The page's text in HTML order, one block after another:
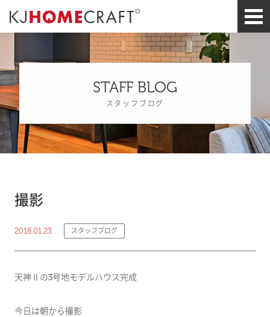
STAFF BLOG
スタッフブログ
撮影
2018.01.23 スタッフブログ
天神Ⅱの3号地モデルハウス完成
今日は朝から撮影